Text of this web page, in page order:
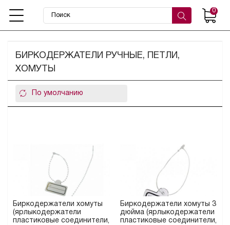
0
БИРКОДЕРЖАТЕЛИ РУЧНЫЕ, ПЕТЛИ,
ХОМУТЫ
Биркодержатели хомуты
(ярлыкодержатели
пластиковые соединители,
Биркодержатели хомуты 3
дюйма (ярлыкодержатели
пластиковые соединители,